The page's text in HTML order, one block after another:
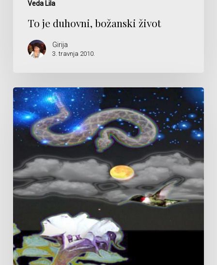
Veda Lila
To je duhovni, božanski život
Girija
3. travnja 2010.
Njegova
je
svjetlost
nedjeljiva